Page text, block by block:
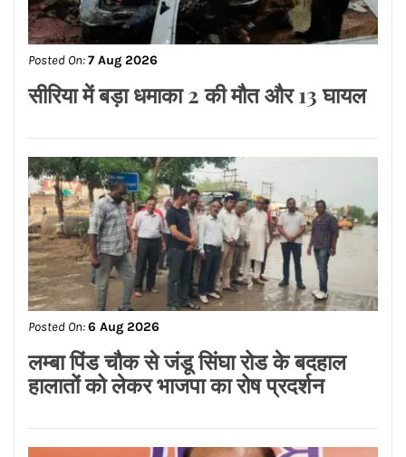
Posted On:7 Aug 2026
भावना कांत ने रचा इतिहास, बनीं IAF की पहली
महिला Fighter Combat Leader
Posted On: 7 Aug 2026
RBI का बड़ा फैसला एजेंटों पर सख्ती,
बदसलूकी की तो बैंक को देना होगा 250 प्रति
घंटे का हर्जाना